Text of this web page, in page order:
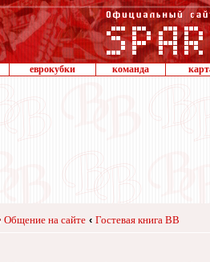
еврокубки команда
Общение на сайте ‹ Гостевая книга ВВ